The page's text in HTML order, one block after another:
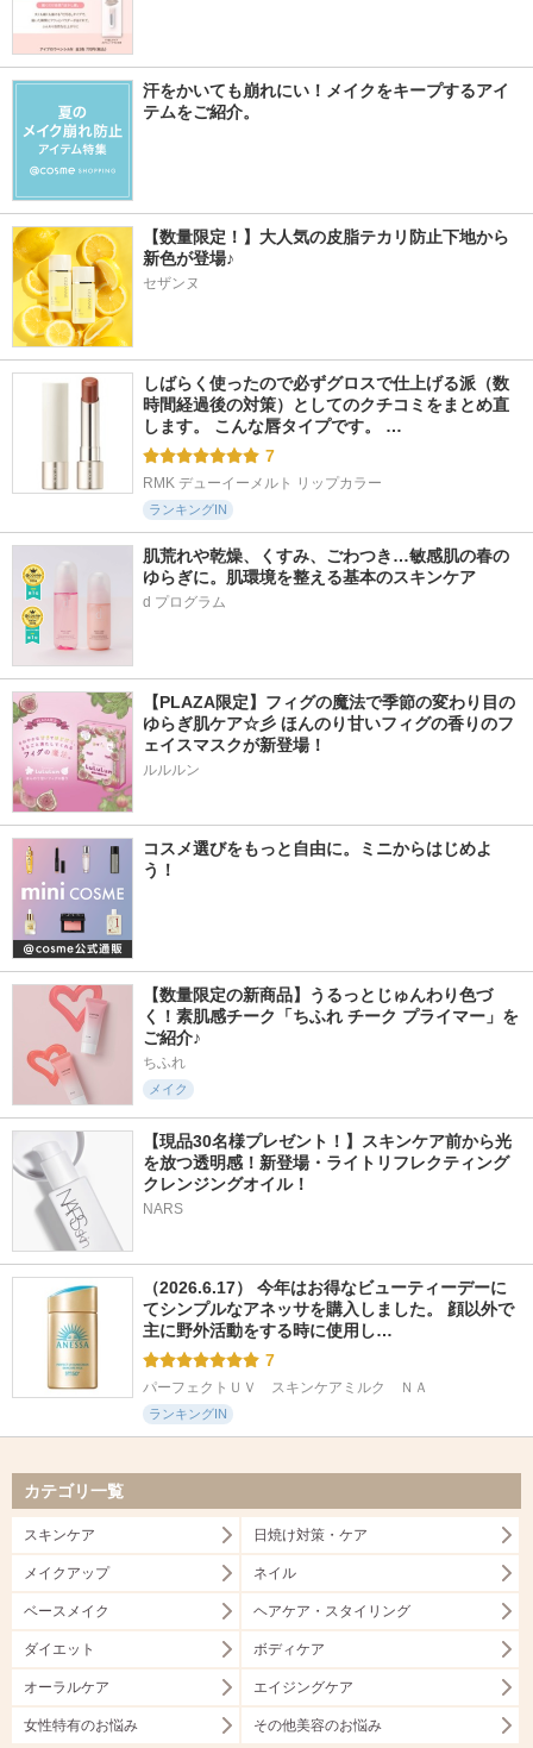
汗をかいても崩れにい！メイクをキープするアイ
テムをご紹介。
【数量限定！】大人気の皮脂テカリ防止下地から
新色が登場♪
セザンヌ
しばらく使ったので必ずグロスで仕上げる派（数
時間経過後の対策）としてのクチコミをまとめ直
します。 こんな唇タイプです。 …
7
RMK デューイーメルト リップカラー
ランキングIN
肌荒れや乾燥、くすみ、ごわつき…敏感肌の春の
ゆらぎに。肌環境を整える基本のスキンケア
d プログラム
【PLAZA限定】フィグの魔法で季節の変わり目の
ゆらぎ肌ケア☆彡 ほんのり甘いフィグの香りのフ
ェイスマスクが新登場！
ルルルン
コスメ選びをもっと自由に。ミニからはじめよ
う！
【数量限定の新商品】うるっとじゅんわり色づ
く！素肌感チーク「ちふれ チーク プライマー」を
ご紹介♪
ちふれ
メイク
【現品30名様プレゼント！】スキンケア前から光
を放つ透明感！新登場・ライトリフレクティング
クレンジングオイル！
NARS
（2026.6.17） 今年はお得なビューティーデーに
てシンプルなアネッサを購入しました。 顔以外で
主に野外活動をする時に使用し…
7
パーフェクトＵＶ　スキンケアミルク　ＮＡ
ランキングIN
カテゴリ一覧
スキンケア 日焼け対策・ケア
メイクアップ ネイル
ベースメイク ヘアケア・スタイリング
ダイエット ボディケア
オーラルケア エイジングケア
女性特有のお悩み その他美容のお悩み